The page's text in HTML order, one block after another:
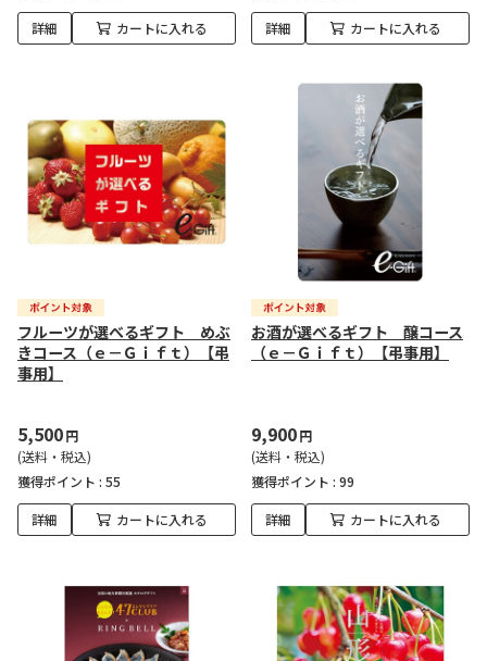
詳細 カートに入れる 詳細 カートに入れる
フルーツが選べるギフト めぶ
きコース（ｅ－Ｇｉｆｔ）【弔
事用】
5,500円
(送料・税込)
獲得ポイント : 55
詳細 カートに入れる
お酒が選べるギフト 醸コース
（ｅ－Ｇｉｆｔ）【弔事用】
9,900円
(送料・税込)
獲得ポイント : 99
詳細 カートに入れる